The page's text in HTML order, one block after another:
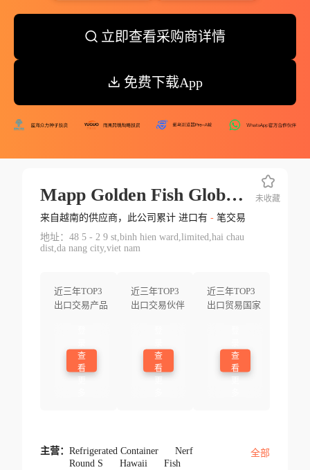
立即查看采购商详情
免费下载App
Mapp Golden Fish Global Co
来自越南的供应商，此公司累计 进口有 -笔交易
地址：48 5 - 2 9 st,binh hien ward,limited,hai chau
dist,da nang city,viet nam
近三年TOP3
出口交易产品
查
看
近三年TOP3
出口交易伙伴
查
看
近三年TOP3
出口贸易国家
查
看
未收藏
主营： Refrigerated Container
Nerf
Round S
Hawaii
Fish
全部